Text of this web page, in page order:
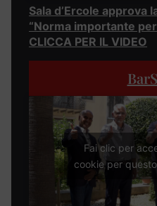
Sala d’Ercole approva
“Norma importante
CLICCA PER IL VIDEO
Fai clic per
cookie per